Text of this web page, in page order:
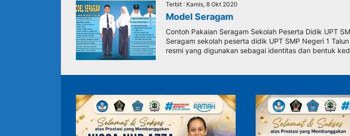
Terbit : Kamis, 8 Okt 2020
Model Seragam
Contoh Pakaian Seragam Sekolah Peserta Didik UPT
Seragam sekolah peserta didik UPT SMP Negeri 1
resmi yang digunakan sebagai identitas dan bentuk